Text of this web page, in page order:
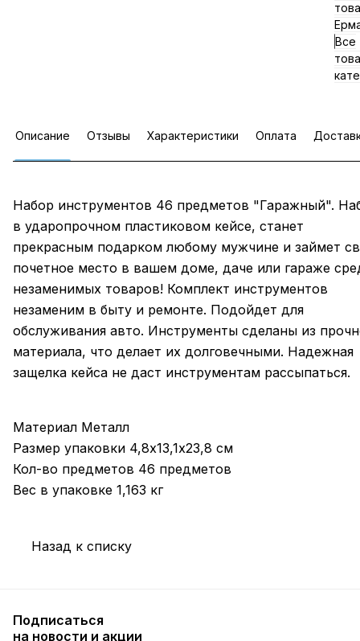
Все
Описание Отзывы Характеристики Оплата
Набор инструментов 46 предметов "Гаражный".
в ударопрочном пластиковом кейсе, станет
прекрасным подарком любому мужчине и займет
почетное место в вашем доме, даче или гараже
незаменимых товаров! Комплект инструментов
незаменим в быту и ремонте. Подойдет для
обслуживания авто. Инструменты сделаны из
материала, что делает их долговечными. Надежная
защелка кейса не даст инструментам рассыпаться.
Материал Металл
Размер упаковки 4,8х13,1х23,8 см
Кол-во предметов 46 предметов
Вес в упаковке 1,163 кг
Назад к списку
Подписаться
на новости и акции